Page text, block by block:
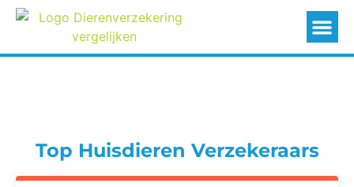
Top Huisdieren Verzekeraars